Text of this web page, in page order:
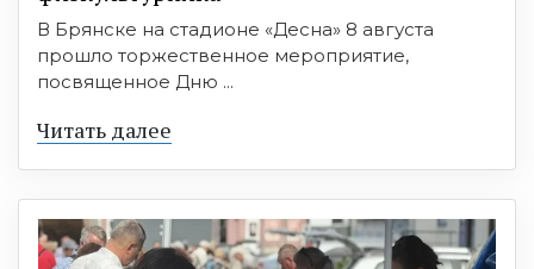
В Брянске на стадионе «Десна» 8 августа
прошло торжественное мероприятие,
посвященное Дню ...
Читать далее